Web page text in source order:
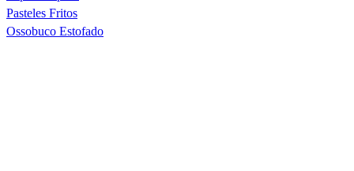
Pasteles Fritos
Ossobuco Estofado